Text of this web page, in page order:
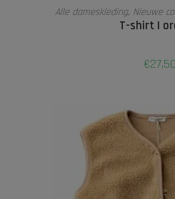
TOEVOEGEN AAN
Alle dameskleding, Nieuwe
T-shirt |
€27,50